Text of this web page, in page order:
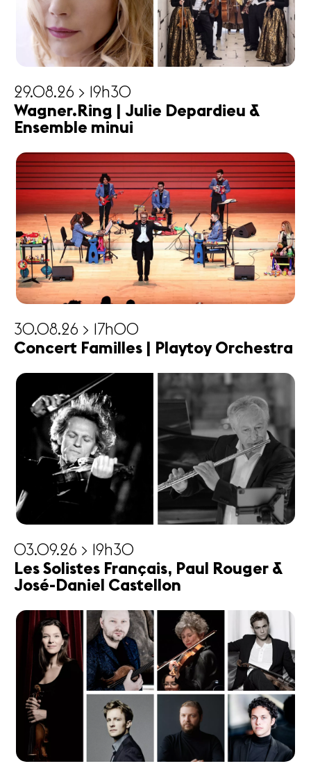
29.08.26 > 19h30
Wagner.Ring | Julie Depardieu &
Ensemble minui
30.08.26 > 17h00
Concert Familles | Playtoy Orchestra
03.09.26 > 19h30
Les Solistes Français, Paul Rouger &
José-Daniel Castellon